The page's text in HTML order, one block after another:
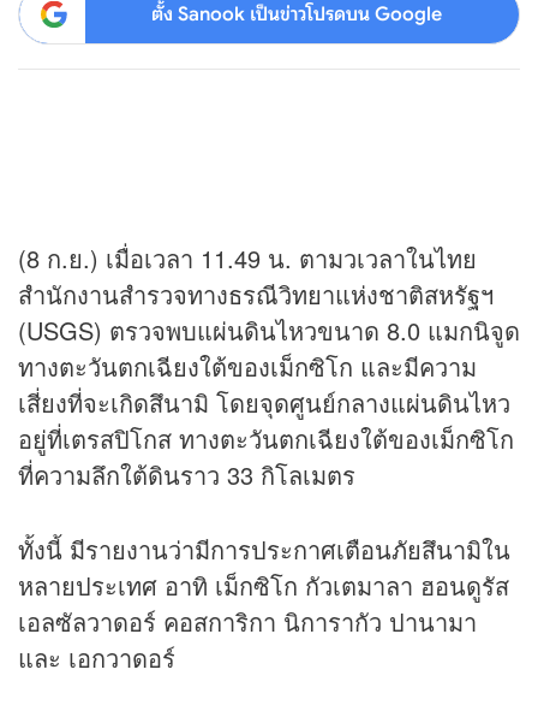
ตั้ง Sanook เป็นข่าวโปรดบน Google
(8 ก.ย.) เมื่อเวลา 11.49 น. ตามวเวลาในไทย
สำนักงานสำรวจทางธรณีวิทยาแห่งชาติสหรัฐฯ
(USGS) ตรวจพบแผ่นดินไหวขนาด 8.0 แมกนิจูด
ทางตะวันตกเฉียงใต้ของเม็กซิโก และมีความ
เสี่ยงที่จะเกิดสึนามิ โดยจุดศูนย์กลางแผ่นดินไหว
อยู่ที่เตรสปิโกส ทางตะวันตกเฉียงใต้ของเม็กซิโก
ที่ความลึกใต้ดินราว 33 กิโลเมตร
ทั้งนี้ มีรายงานว่ามีการประกาศเตือนภัยสึนามิใน
หลายประเทศ อาทิ เม็กซิโก กัวเตมาลา ฮอนดูรัส
เอลซัลวาดอร์ คอสการิกา นิการากัว ปานามา
และ เอกวาดอร์